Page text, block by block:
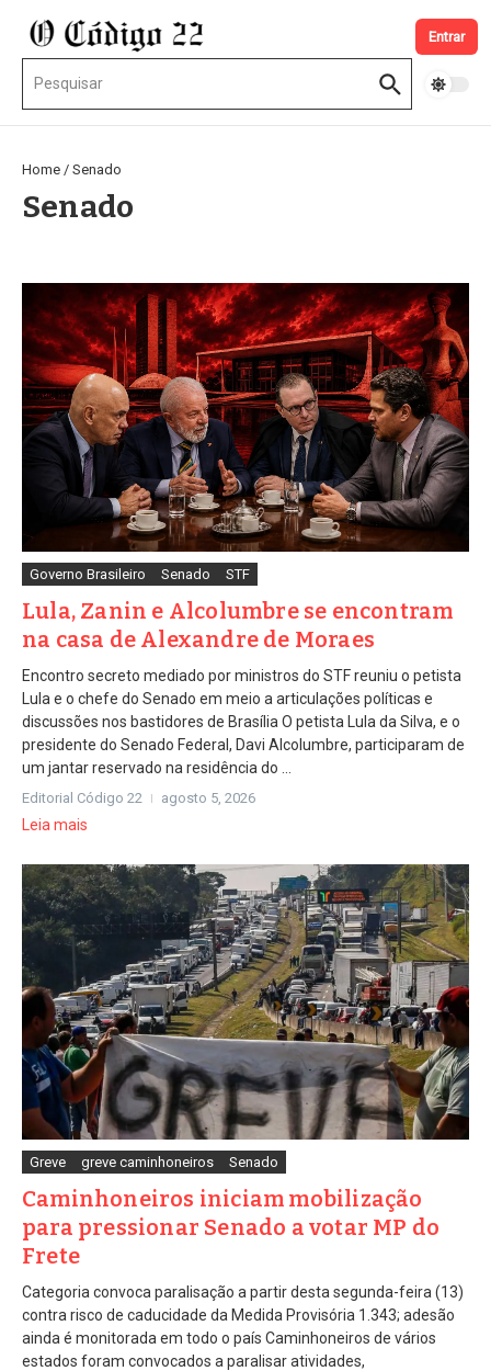
Entrar
Home / Senado
Senado
Governo Brasileiro Senado STF
Lula, Zanin e Alcolumbre se encontram
na casa de Alexandre de Moraes
Encontro secreto mediado por ministros do STF reuniu o petista
Lula e o chefe do Senado em meio a articulações políticas e
discussões nos bastidores de Brasília O petista Lula da Silva, e o
presidente do Senado Federal, Davi Alcolumbre, participaram de
um jantar reservado na residência do ...
Editorial Código 22 agosto 5, 2026
Leia mais
Greve greve caminhoneiros Senado
Caminhoneiros iniciam mobilização
para pressionar Senado a votar MP do
Frete
Categoria convoca paralisação a partir desta segunda-feira (13)
contra risco de caducidade da Medida Provisória 1.343; adesão
ainda é monitorada em todo o país Caminhoneiros de vários
estados foram convocados a paralisar atividades,